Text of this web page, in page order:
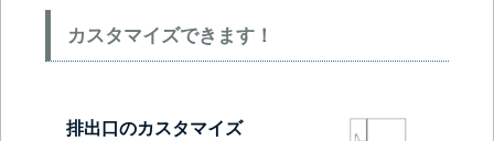
カスタマイズできます！
排出口のカスタマイズ